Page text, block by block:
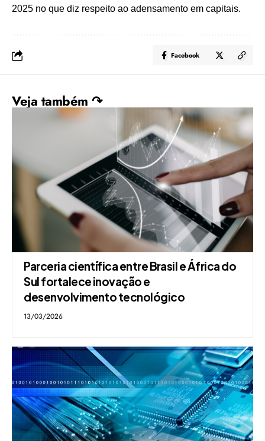
2025 no que diz respeito ao adensamento em capitais.
Facebook
Veja também ↷
Parceria científica entre Brasil e África do
Sul fortalece inovação e
desenvolvimento tecnológico
13/03/2026